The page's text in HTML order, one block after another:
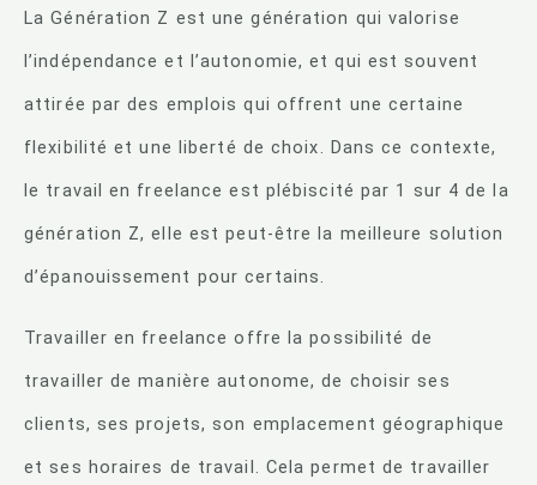
La Génération Z est une génération qui valorise
l’indépendance et l’autonomie, et qui est souvent
attirée par des emplois qui offrent une certaine
flexibilité et une liberté de choix. Dans ce contexte,
le travail en freelance est plébiscité par 1 sur 4 de la
génération Z, elle est peut-être la meilleure solution
d’épanouissement pour certains.
Travailler en freelance offre la possibilité de
travailler de manière autonome, de choisir ses
clients, ses projets, son emplacement géographique
et ses horaires de travail. Cela permet de travailler